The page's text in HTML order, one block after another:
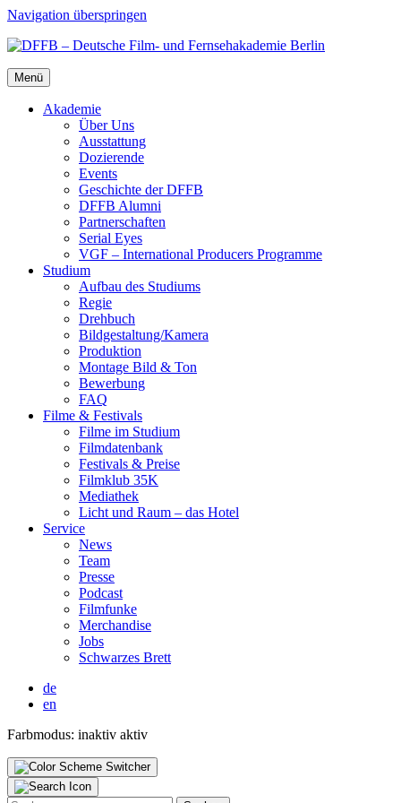
Navigation überspringen
Menü
Aka­de­mie
Über Uns
Aus­stat­tung
Dozie­ren­de
Events
Geschich­te der DFFB
DFFB Alum­ni
Part­ner­schaf­ten
Seri­al Eyes
VGF – Inter­na­tio­nal Pro­du­cers Pro­gram­me
Stu­di­um
Auf­bau des Stu­di­ums
Regie
Dreh­buch
Bildgestaltung/​​Kamera
Pro­duk­ti­on
Mon­ta­ge Bild & Ton
Bewer­bung
FAQ
Fil­me & Fes­ti­vals
Fil­me im Stu­di­um
Film­da­ten­bank
Fes­ti­vals & Prei­se
Film­klub 35K
Media­thek
Licht und Raum – das Hotel
Ser­vice
News
Team
Pres­se
Pod­cast
Film­fun­ke
Mer­chan­di­se
Jobs
Schwar­zes Brett
de
en
Farbmodus: inaktiv aktiv